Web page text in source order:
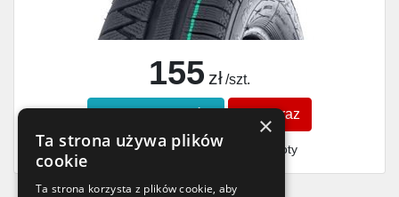
155 zł /szt.
Kup teraz
Finansowanie dla firm - MŚP i floty
×
Ta strona używa plików
cookie
Ta strona korzysta z plików cookie, aby